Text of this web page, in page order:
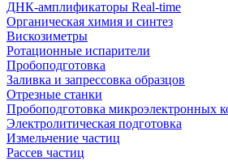
ДНК-амплификаторы Real-time
Органическая химия и синтез
Вискозиметры
Ротационные испарители
Пробоподготовка
Заливка и запрессовка образцов
Отрезные станки
Пробоподготовка микроэлектронных
Электролитическая подготовка
Измельчение частиц
Рассев частиц